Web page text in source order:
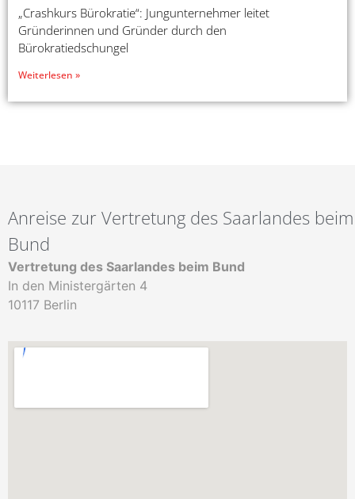
„Crashkurs Bürokratie“: Jungunternehmer leitet
Gründerinnen und Gründer durch den
Bürokratiedschungel
Weiterlesen »
Anreise zur Vertretung des Saarlandes beim
Bund
Vertretung des Saarlandes beim Bund
In den Ministergärten 4
10117 Berlin